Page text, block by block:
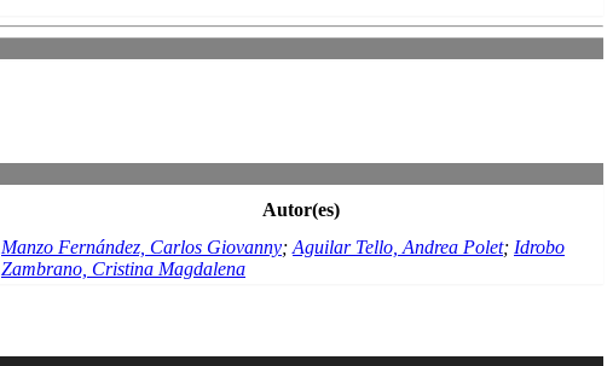
Autor(es)
Manzo Fernández, Carlos Giovanny; Aguilar Tello, Andrea Polet; Idrobo
Zambrano, Cristina Magdalena